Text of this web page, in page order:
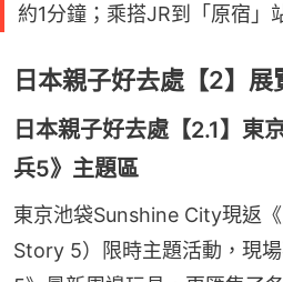
約1分鐘；乘搭JR到「原宿」
日本親子好去處【2】展
日本親子好去處【2.1】東
兵5》主題區
東京池袋Sunshine City現返
Story 5）限時主題活動，現